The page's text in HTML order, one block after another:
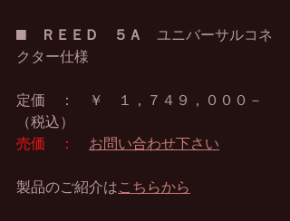
■ ＲＥＥＤ　５Ａ
ユニバーサルコネ
クター仕様
定価　：　￥　１，７４９，０００－
（税込）
売価　：
お問い合わせ下さい
製品のご紹介はこちらから